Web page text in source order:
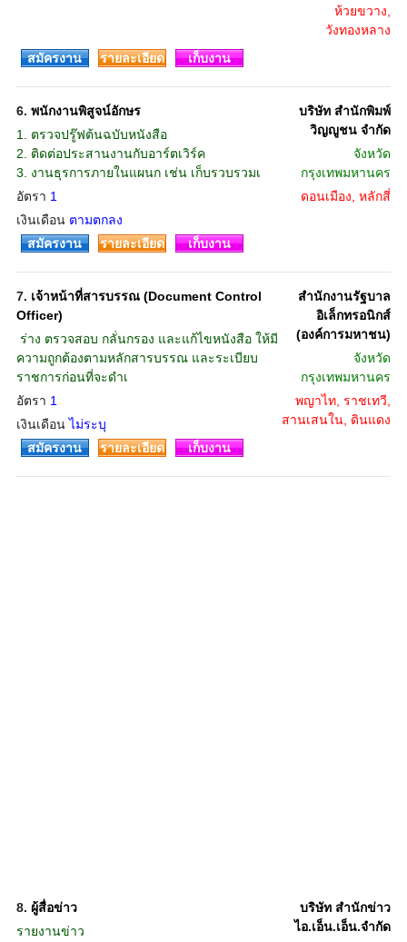
ห้วยขวาง,
วังทองหลาง
สมัครงาน
รายละเอียด เก็บงาน
6. พนักงานพิสูจน์อักษร
1. ตรวจปรู๊ฟต้นฉบับหนังสือ
2. ติดต่อประสานงานกับอาร์ตเวิร์ค
3. งานธุรการภายในแผนก เช่น เก็บรวบรวมเ
อัตรา 1
เงินเดือน ตามตกลง
บริษัท สำนักพิมพ์
วิญญูชน จำกัด
จังหวัด
กรุงเทพมหานคร
ดอนเมือง, หลักสี่
สมัครงาน รายละเอียด เก็บงาน
7. เจ้าหน้าที่สารบรรณ (Document Control
Officer)
 ร่าง ตรวจสอบ กลั่นกรอง และแก้ไขหนังสือ ให้มี
ความถูกต้องตามหลักสารบรรณ และระเบียบ
ราชการก่อนที่จะดำเ
อัตรา 1
เงินเดือนไม่ระบุ
สำนักงานรัฐบาล
อิเล็กทรอนิกส์
(องค์การมหาชน)
จังหวัด
กรุงเทพมหานคร
พญาไท, ราชเทวี,
สานเสนใน, ดินแดง
สมัครงาน
รายละเอียด เก็บงาน
8. ผู้สื่อข่าว
รายงานข่าว
บริษัท สำนักข่าว
ไอ.เอ็น.เอ็น.จำกัด